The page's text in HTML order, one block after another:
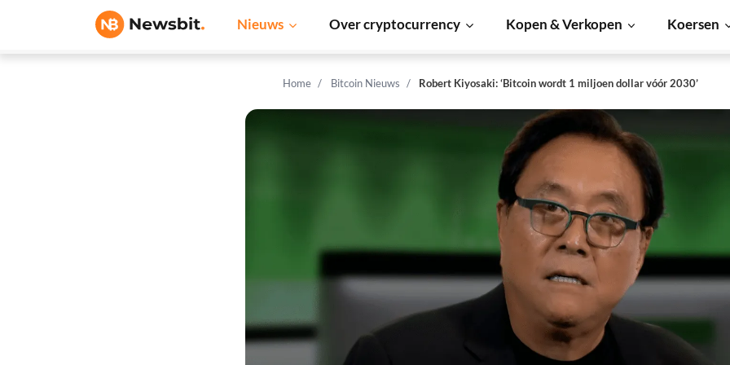
Nieuws Over cryptocurrency Kopen & Verkopen Koersen
Home Bitcoin Nieuws Robert Kiyosaki: ‘Bitcoin wordt 1 miljoen dollar vóór 2030’